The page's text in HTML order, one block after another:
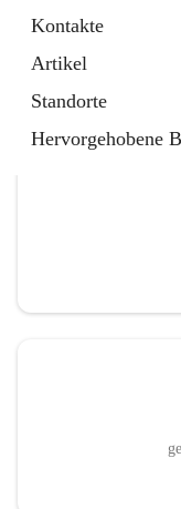
Kontakte
Artikel
Standorte
Hervorgehobene